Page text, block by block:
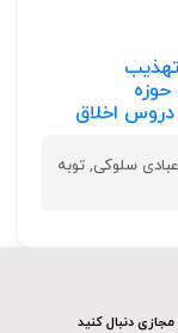
تهذیب
اخلاق
سلوکی,توبه
دنبال کنید